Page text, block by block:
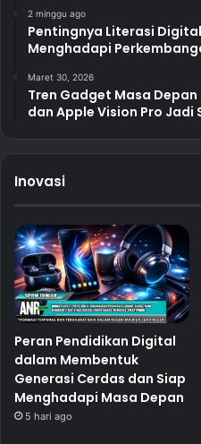
2 minggu ago
Pentingnya Literasi
Menghadapi
Maret 30, 2026
Tren Gadget Masa
dan Apple Vision Pro Jadi
Inovasi
Peran Pendidikan Digital
dalam Membentuk
Generasi Cerdas dan Siap
Menghadapi Masa Depan
5 hari ago